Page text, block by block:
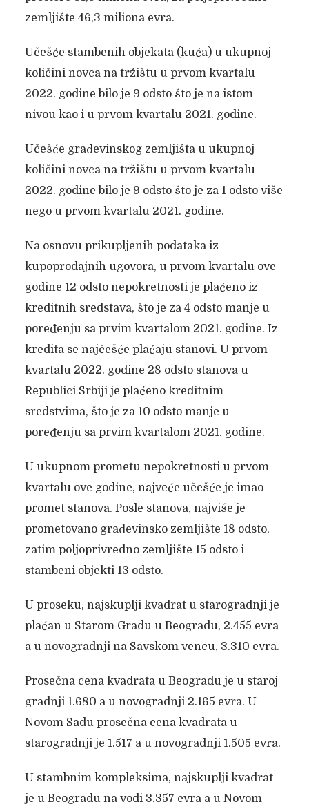
zemljište 46,3 miliona evra.
Učešće stambenih objekata (kuća) u ukupnoj
količini novca na tržištu u prvom kvartalu
2022. godine bilo je 9 odsto što je na istom
nivou kao i u prvom kvartalu 2021. godine.
Učešće građevinskog zemljišta u ukupnoj
količini novca na tržištu u prvom kvartalu
2022. godine bilo je 9 odsto što je za 1 odsto više
nego u prvom kvartalu 2021. godine.
Na osnovu prikupljenih podataka iz
kupoprodajnih ugovora, u prvom kvartalu ove
godine 12 odsto nepokretnosti je plaćeno iz
kreditnih sredstava, što je za 4 odsto manje u
poređenju sa prvim kvartalom 2021. godine. Iz
kredita se najčešće plaćaju stanovi. U prvom
kvartalu 2022. godine 28 odsto stanova u
Republici Srbiji je plaćeno kreditnim
sredstvima, što je za 10 odsto manje u
poređenju sa prvim kvartalom 2021. godine.
U ukupnom prometu nepokretnosti u prvom
kvartalu ove godine, najveće učešće je imao
promet stanova. Posle stanova, najviše je
prometovano građevinsko zemljište 18 odsto,
zatim poljoprivredno zemljište 15 odsto i
stambeni objekti 13 odsto.
U proseku, najskuplji kvadrat u starogradnji je
plaćan u Starom Gradu u Beogradu, 2.455 evra
a u novogradnji na Savskom vencu, 3.310 evra.
Prosečna cena kvadrata u Beogradu je u staroj
gradnji 1.680 a u novogradnji 2.165 evra. U
Novom Sadu prosečna cena kvadrata u
starogradnji je 1.517 a u novogradnji 1.505 evra.
U stambnim kompleksima, najskuplji kvadrat
je u Beogradu na vodi 3.357 evra a u Novom